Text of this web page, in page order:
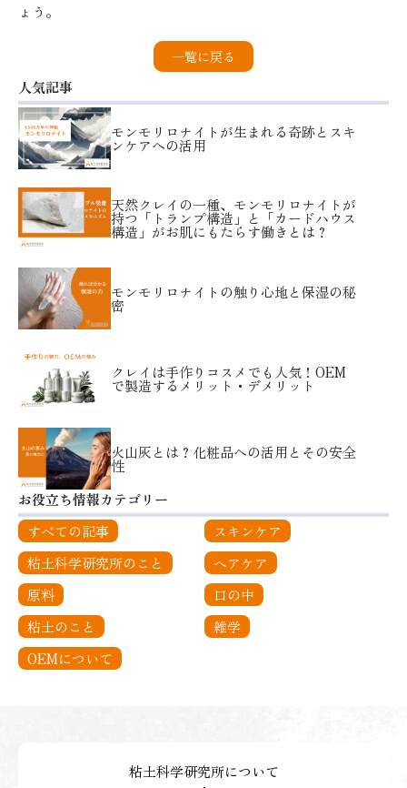
ょう。
一覧に戻る
人気記事
モンモリロナイトが生まれる奇跡とスキ
ンケアへの活用
天然クレイの一種、モンモリロナイトが
持つ「トランプ構造」と「カードハウス
構造」がお肌にもたらす働きとは？
モンモリロナイトの触り心地と保湿の秘
密
クレイは手作りコスメでも人気！OEM
で製造するメリット・デメリット
火山灰とは？化粧品への活用とその安全
性
お役立ち情報カテゴリー
すべての記事
スキンケア
粘土科学研究所のこと
ヘアケア
原料
口の中
粘土のこと
雑学
OEMについて
粘土科学研究所について